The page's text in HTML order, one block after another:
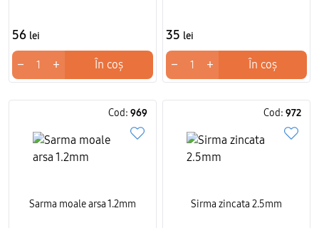
56 lei
− + În coș
35 lei
− + În coș
Cod: 969
Sarma moale arsa 1.2mm
Cod: 972
Sirma zincata 2.5mm